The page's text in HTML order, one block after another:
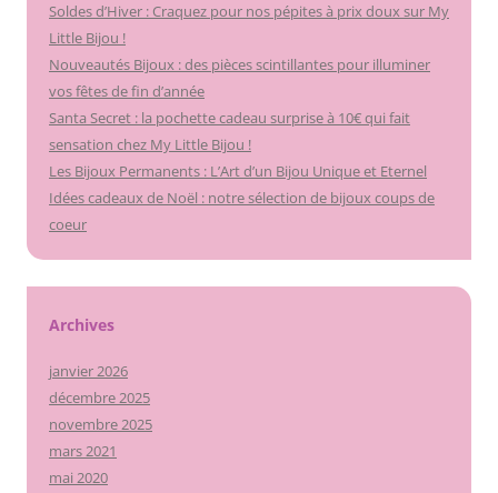
Soldes d’Hiver : Craquez pour nos pépites à prix doux sur My
Little Bijou !
Nouveautés Bijoux : des pièces scintillantes pour illuminer
vos fêtes de fin d’année
Santa Secret : la pochette cadeau surprise à 10€ qui fait
sensation chez My Little Bijou !
Les Bijoux Permanents : L’Art d’un Bijou Unique et Eternel
Idées cadeaux de Noël : notre sélection de bijoux coups de
coeur
Archives
janvier 2026
décembre 2025
novembre 2025
mars 2021
mai 2020